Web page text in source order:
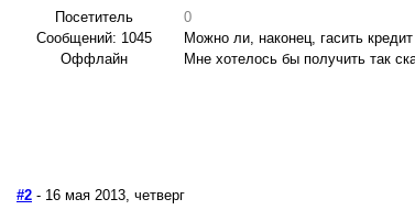
Посетитель
Сообщений: 1045
Оффлайн
0
Можно ли, наконец, гасить
Мне хотелось бы получить так
#2 - 16 мая 2013, четверг